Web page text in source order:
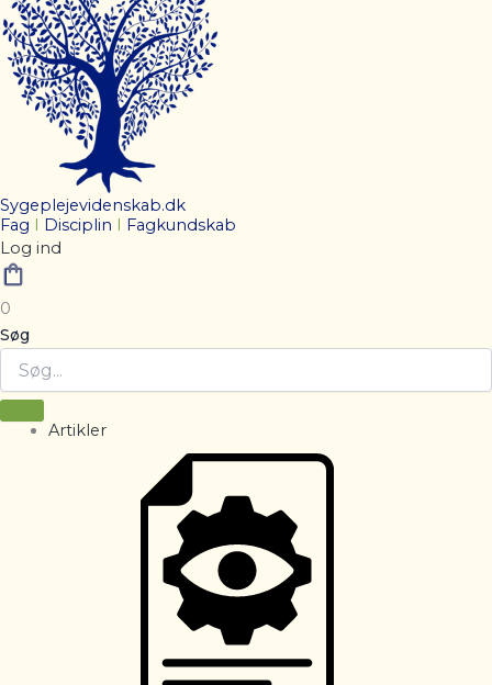
Sygeplejevidenskab.dk
Fag
Disciplin
Fagkundskab
Log ind
0
Søg
Artikler